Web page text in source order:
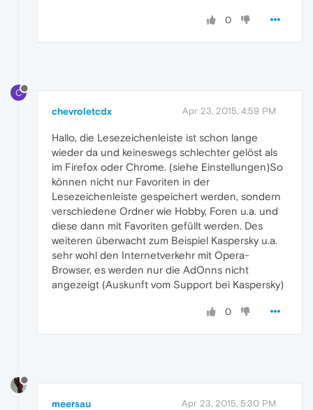
0
C
chevroletcdx Apr 23, 2015, 4:59 PM
Hallo, die Lesezeichenleiste ist schon lange
wieder da und keineswegs schlechter gelöst als
im Firefox oder Chrome. (siehe Einstellungen)So
können nicht nur Favoriten in der
Lesezeichenleiste gespeichert werden, sondern
verschiedene Ordner wie Hobby, Foren u.a. und
diese dann mit Favoriten gefüllt werden. Des
weiteren überwacht zum Beispiel Kaspersky u.a.
sehr wohl den Internetverkehr mit Opera-
Browser, es werden nur die AdOnns nicht
angezeigt (Auskunft vom Support bei Kaspersky)
0
meersau Apr 23, 2015, 5:30 PM